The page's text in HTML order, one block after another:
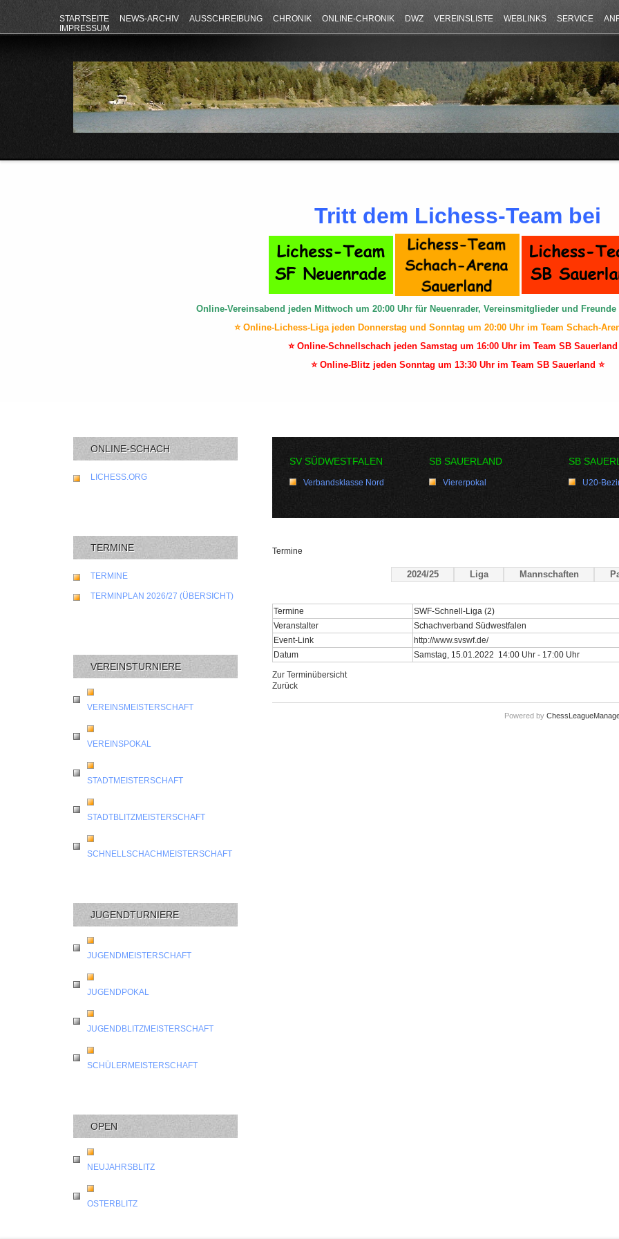
STARTSEITE NEWS-ARCHIV AUSSCHREIBUNG CHRONIK ONLINE-CHRONIK DWZ VEREINSLISTE WEBLINKS SERVICE
IMPRESSUM
Tritt dem Lichess-Team bei
Online-Vereinsabend jeden Mittwoch um 20:00 Uhr für Neuenrader, Vereinsmitglieder und Freunde
⭐ Online-Lichess-Liga jeden Donnerstag und Sonntag um 20:00 Uhr im Team Schach-
⭐ Online-Schnellschach jeden Samstag um 16:00 Uhr im Team SB Sauerland
⭐ Online-Blitz jeden Sonntag um 13:30 Uhr im Team SB Sauerland ⭐
ONLINE-SCHACH
LICHESS.ORG
TERMINE
TERMINE
TERMINPLAN 2026/27 (ÜBERSICHT)
VEREINSTURNIERE
VEREINSMEISTERSCHAFT
VEREINSPOKAL
STADTMEISTERSCHAFT
STADTBLITZMEISTERSCHAFT
SCHNELLSCHACHMEISTERSCHAFT
JUGENDTURNIERE
JUGENDMEISTERSCHAFT
JUGENDPOKAL
JUGENDBLITZMEISTERSCHAFT
SCHÜLERMEISTERSCHAFT
OPEN
NEUJAHRSBLITZ
OSTERBLITZ
SV SÜDWESTFALEN
Verbandsklasse Nord
SB SAUERLAND
Viererpokal
SB
U20-
Termine
2024/25 Liga Mannschaften
Termine
SWF-Schnell-Liga (2)
Veranstalter
Schachverband Südwestfalen
Event-Link
http://www.svswf.de/
Datum
Samstag, 15.01.2022 14:00 Uhr - 17:00 Uhr
Zur Terminübersicht
Zurück
Powered by